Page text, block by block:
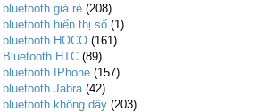
bluetooth giá rẻ (208)
bluetooth hiển thị số (1)
bluetooth HOCO (161)
Bluetooth HTC (89)
bluetooth IPhone (157)
bluetooth Jabra (42)
bluetooth không dây (203)